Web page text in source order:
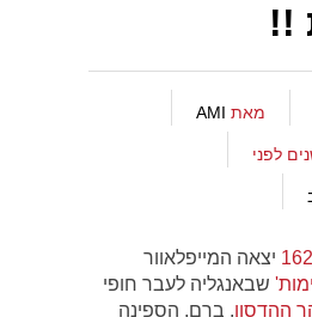
!!
מאת AMI
יצאה המייפלאוור
שבאנגליה לעבר חופי
ההדסון. ברם, הספינה